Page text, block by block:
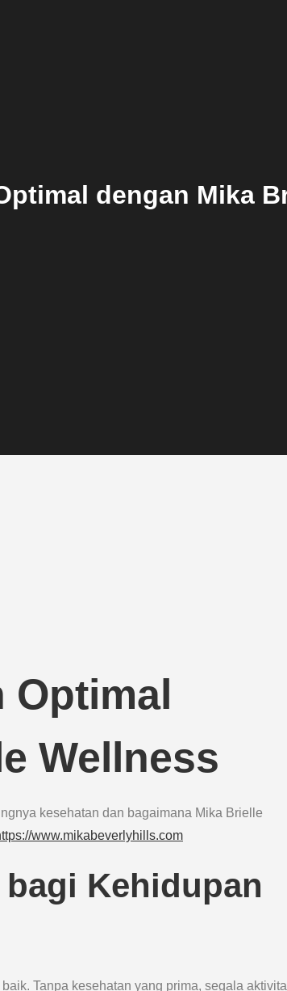
dengan Mika
Optimal
Wellness
kesehatan dan bagaimana Mika Brielle
www.mikabeverlyhills.com
Kehidupan
Tanpa kesehatan yang prima, segala